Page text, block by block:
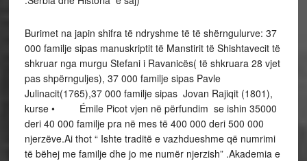
Burimet na japin shifra të ndryshme të të shërngulurve: 37
000 familje sipas manuskriptit të Manstirit të Shishtavecit të
shkruar nga murgu Stefani i Ravanicës( të shkruara 28 vjet
pas shpërnguljes), 37 000 familje sipas Pavle
Julinacit(1765),37 000 familje sipas Jovan Rajiqit (1801),
kurse • Émile Picot vjen në përfundim se ishin 35000
deri 40 000 familje pra në mes të 400 000 deri 500 000
njerzëve.Ai thot “ Ishte traditë e vazhdueshme që numrimi
të bëhej me familje dhe jo me numër njerzish” .Akademia e